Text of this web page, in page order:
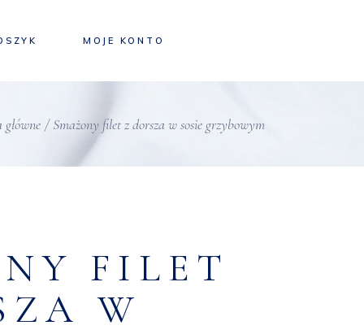
MOJE KONTO
Smażony filet z dorsza w sosie grzybowym
FILET
W